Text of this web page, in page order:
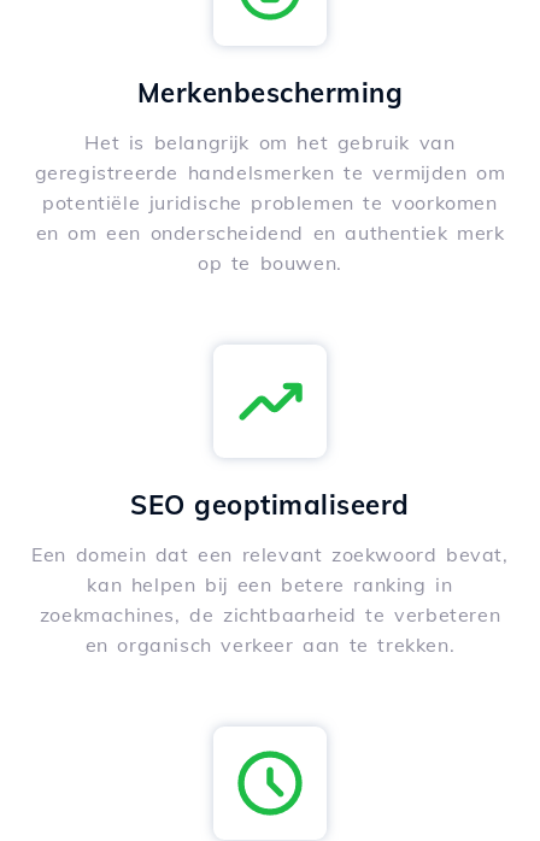
Merkenbescherming
Het is belangrijk om het gebruik van
geregistreerde handelsmerken te vermijden om
potentiële juridische problemen te voorkomen
en om een onderscheidend en authentiek merk
op te bouwen.
SEO geoptimaliseerd
Een domein dat een relevant zoekwoord bevat,
kan helpen bij een betere ranking in
zoekmachines, de zichtbaarheid te verbeteren
en organisch verkeer aan te trekken.